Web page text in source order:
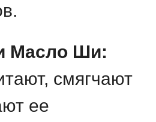
Масло Ши:
смягчают
ее